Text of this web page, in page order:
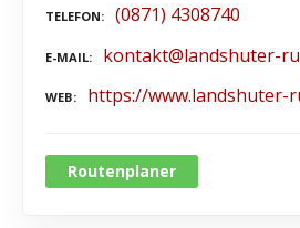
TELEFON (0871) 4308740
E-MAIL kontakt@landshuter-
WEB https://www.landshuter-
Routenplaner